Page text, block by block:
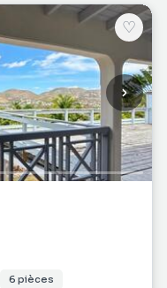
♡
6 pièces